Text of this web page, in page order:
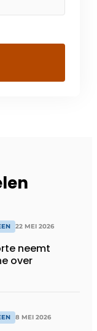
22 MEI 2026
neemt
over
8 MEI 2026